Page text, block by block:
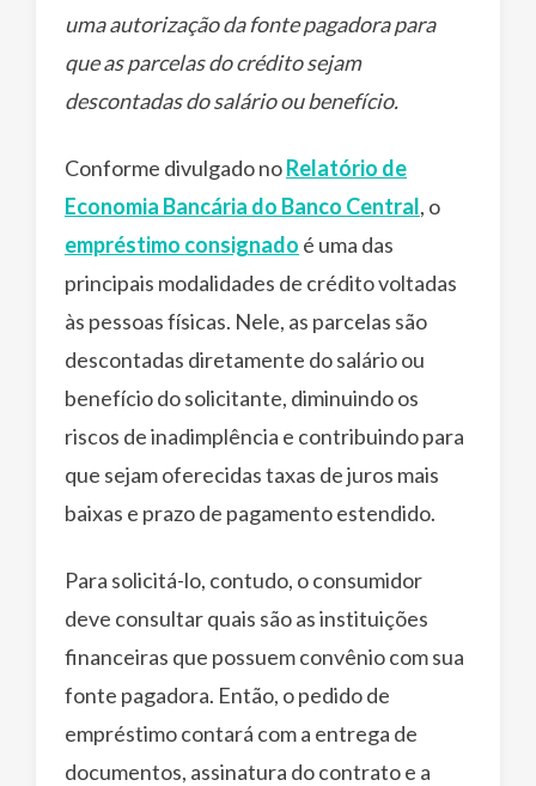
uma autorização da fonte pagadora para
que as parcelas do crédito sejam
descontadas do salário ou benefício.
Conforme divulgado noRelatório de
Economia Bancária do Banco Central, o
empréstimo consignado é uma das
principais modalidades de crédito voltadas
às pessoas físicas. Nele, as parcelas são
descontadas diretamente do salário ou
benefício do solicitante, diminuindo os
riscos de inadimplência e contribuindo para
que sejam oferecidas taxas de juros mais
baixas e prazo de pagamento estendido.
Para solicitá-lo, contudo, o consumidor
deve consultar quais são as instituições
financeiras que possuem convênio com sua
fonte pagadora. Então, o pedido de
empréstimo contará com a entrega de
documentos, assinatura do contrato e a